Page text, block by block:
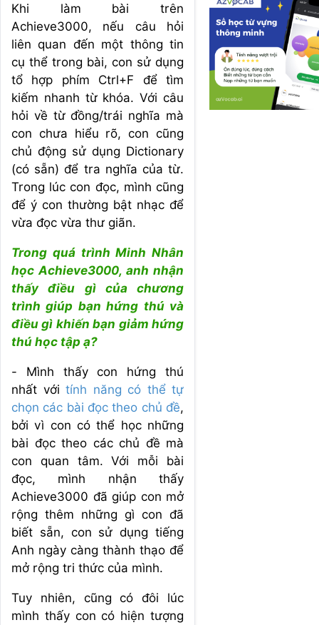
Khi làm bài trên
Achieve3000, nếu câu hỏi
liên quan đến một thông tin
cụ thể trong bài, con sử dụng
tổ hợp phím Ctrl+F để tìm
kiếm nhanh từ khóa. Với câu
hỏi về từ đồng/trái nghĩa mà
con chưa hiểu rõ, con cũng
chủ động sử dụng Dictionary
(có sẵn) để tra nghĩa của từ.
Trong lúc con đọc, mình cũng
để ý con thường bật nhạc để
vừa đọc vừa thư giãn.
Trong quá trình Minh Nhân
học Achieve3000, anh nhận
thấy điều gì của chương
trình giúp bạn hứng thú và
điều gì khiến bạn giảm hứng
thú học tập ạ?
- Mình thấy con hứng thú
nhất với tính năng có thể tự
chọn các bài đọc theo chủ đề,
bởi vì con có thể học những
bài đọc theo các chủ đề mà
con quan tâm. Với mỗi bài
đọc, mình nhận thấy
Achieve3000 đã giúp con mở
rộng thêm những gì con đã
biết sẵn, con sử dụng tiếng
Anh ngày càng thành thạo để
mở rộng tri thức của mình.
Tuy nhiên, cũng có đôi lúc
mình thấy con có hiện tượng